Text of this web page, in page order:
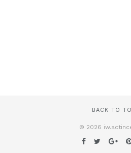
BACK TO
© 2026